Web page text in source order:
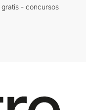
- concursos